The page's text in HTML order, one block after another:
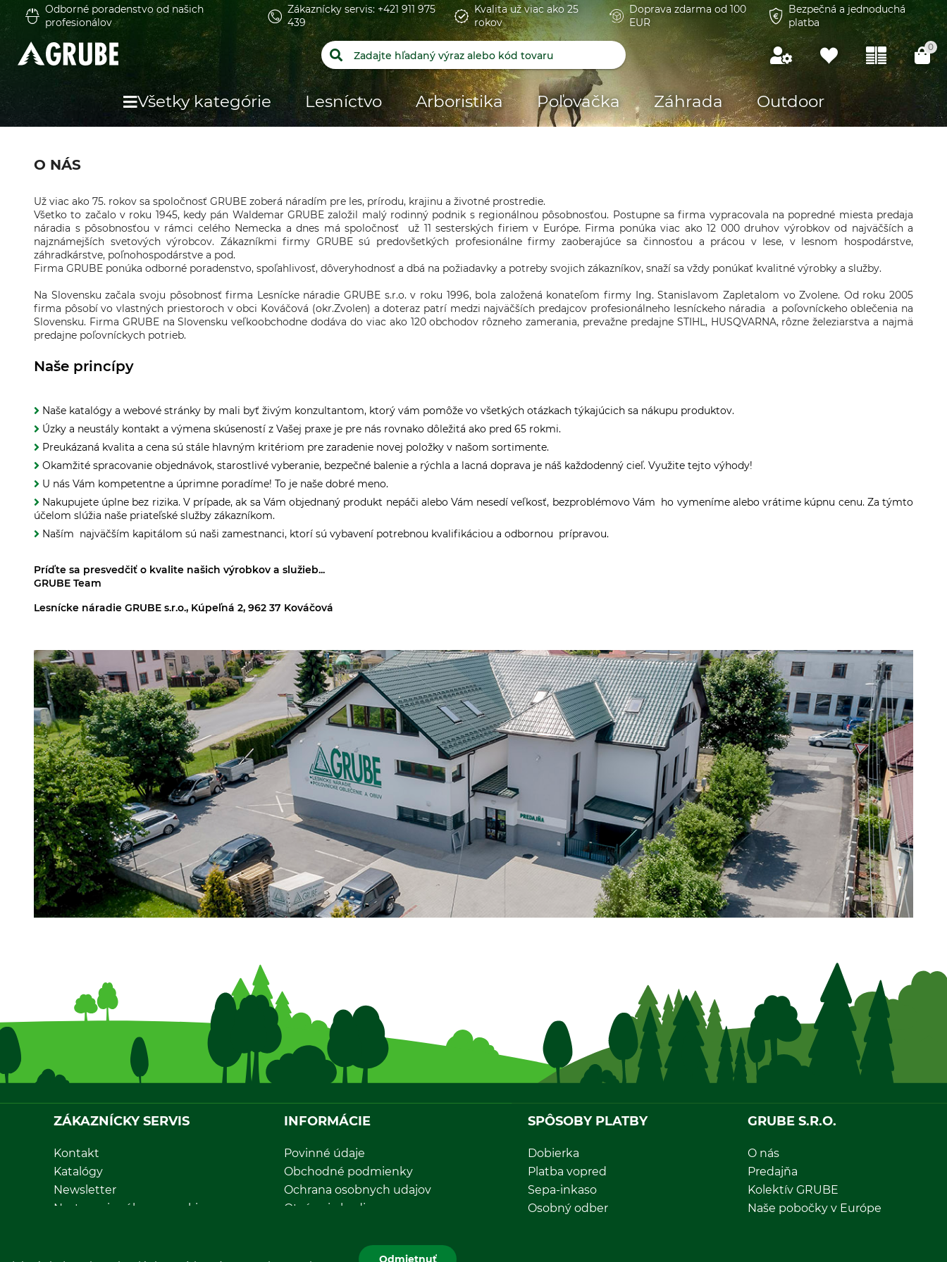
Odborné poradenstvo od našich
profesionálov
Zákaznícky servis: +421 911 975
439
Kvalita už viac ako 25
rokov
Doprava zdarma od 100
EUR
Bezpečná a jednoduchá
platba
0
Všetky kategórie Lesníctvo Arboristika Poľovačka Záhrada Outdoor
O NÁS
Už viac ako 75. rokov sa spoločnosť GRUBE zoberá náradím pre les, prírodu, krajinu a životné prostredie.
Všetko to začalo v roku 1945, kedy pán Waldemar GRUBE založil malý rodinný podnik s regionálnou pôsobnosťou. Postupne sa firma vypracovala na popredné miesta predaja
náradia s pôsobnosťou v rámci celého Nemecka a dnes má spoločnosť už 11 sesterských firiem v Európe. Firma ponúka viac ako 12 000 druhov výrobkov od najväčších a
najznámejších svetových výrobcov. Zákazníkmi firmy GRUBE sú predovšetkých profesionálne firmy zaoberajúce sa činnosťou a prácou v lese, v lesnom hospodárstve,
záhradkárstve, poľnohospodárstve a pod.
Firma GRUBE ponúka odborné poradenstvo, spoľahlivosť, dôveryhodnosť a dbá na požiadavky a potreby svojich zákazníkov, snaží sa vždy ponúkať kvalitné výrobky a služby.
Na Slovensku začala svoju pôsobnosť firma Lesnícke náradie GRUBE s.r.o. v roku 1996, bola založená konateľom firmy Ing. Stanislavom Zapletalom vo Zvolene. Od roku 2005
firma pôsobí vo vlastných priestoroch v obci Kováčová (okr.Zvolen) a doteraz patrí medzi najväčších predajcov profesionálneho lesníckeho náradia a poľovníckeho oblečenia na
Slovensku. Firma GRUBE na Slovensku veľkoobchodne dodáva do viac ako 120 obchodov rôzneho zamerania, prevažne predajne STIHL, HUSQVARNA, rôzne železiarstva a najmä
predajne poľovníckych potrieb.
Naše princípy
Naše katalógy a webové stránky by mali byť živým konzultantom, ktorý vám pomôže vo všetkých otázkach týkajúcich sa nákupu produktov.
Úzky a neustály kontakt a výmena skúseností z Vašej praxe je pre nás rovnako dôležitá ako pred 65 rokmi.
Preukázaná kvalita a cena sú stále hlavným kritériom pre zaradenie novej položky v našom sortimente.
Okamžité spracovanie objednávok, starostlivé vyberanie, bezpečné balenie a rýchla a lacná doprava je náš každodenný cieľ. Využite tejto výhody!
U nás Vám kompetentne a úprimne poradíme! To je naše dobré meno.
Nakupujete úplne bez rizika. V prípade, ak sa Vám objednaný produkt nepáči alebo Vám nesedí veľkosť, bezproblémovo Vám ho vymeníme alebo vrátime kúpnu cenu. Za týmto
účelom slúžia naše priateľské služby zákazníkom.
Naším najväčším kapitálom sú naši zamestnanci, ktorí sú vybavení potrebnou kvalifikáciou a odbornou prípravou.
Príďte sa presvedčiť o kvalite našich výrobkov a služieb...
GRUBE Team
Lesnícke náradie GRUBE s.r.o., Kúpeľná 2, 962 37 Kováčová
ZÁKAZNÍCKY SERVIS
Kontakt
Katalógy
Newsletter
Nastavenia súborov cookie
INFORMÁCIE
Povinné údaje
Obchodné podmienky
Ochrana osobnych udajov
Otváracie hodiny
SPÔSOBY PLATBY
Dobierka
Platba vopred
Sepa-inkaso
Osobný odber
GRUBE S.R.O.
O nás
Predajňa
Kolektív GRUBE
Naše pobočky v Európe
Odmietnuť